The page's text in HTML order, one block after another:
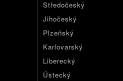
Středočeský
Jihočeský
Plzeňský
Karlovarský
Liberecký
Ústecký